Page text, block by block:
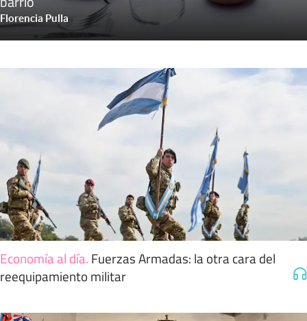
Florencia Pulla
Economía al día. Fuerzas Armadas: la otra cara del
reequipamiento militar